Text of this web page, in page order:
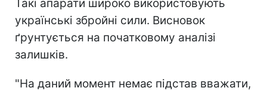
Такі апарати широко використовують
українські збройні сили. Висновок
ґрунтується на початковому аналізі
залишків.
"На даний момент немає підстав вважати,